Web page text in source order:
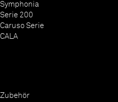
Symphonia
Serie 200
Caruso Serie
CALA
Zubehör